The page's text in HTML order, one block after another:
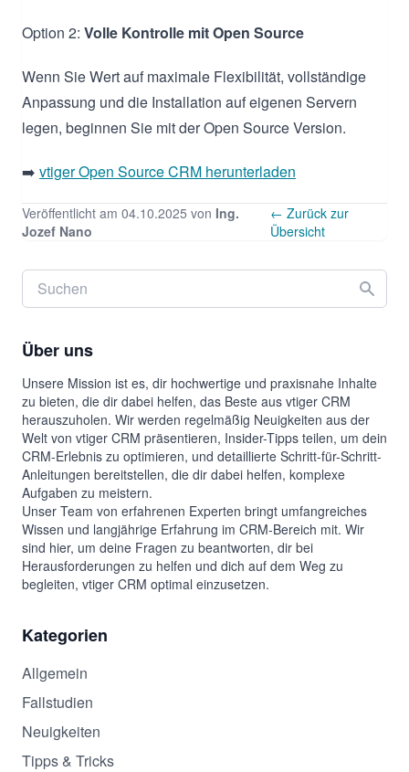
Option 2: Volle Kontrolle mit Open Source
Wenn Sie Wert auf maximale Flexibilität, vollständige
Anpassung und die Installation auf eigenen Servern
legen, beginnen Sie mit der Open Source Version.
➡️ vtiger Open Source CRM herunterladen
Veröffentlicht am 04.10.2025 von Ing.
Jozef Nano
← Zurück zur
Übersicht
Über uns
Unsere Mission ist es, dir hochwertige und praxisnahe Inhalte
zu bieten, die dir dabei helfen, das Beste aus vtiger CRM
herauszuholen. Wir werden regelmäßig Neuigkeiten aus der
Welt von vtiger CRM präsentieren, Insider-Tipps teilen, um dein
CRM-Erlebnis zu optimieren, und detaillierte Schritt-für-Schritt-
Anleitungen bereitstellen, die dir dabei helfen, komplexe
Aufgaben zu meistern.
Unser Team von erfahrenen Experten bringt umfangreiches
Wissen und langjährige Erfahrung im CRM-Bereich mit. Wir
sind hier, um deine Fragen zu beantworten, dir bei
Herausforderungen zu helfen und dich auf dem Weg zu
begleiten, vtiger CRM optimal einzusetzen.
Kategorien
Allgemein
Fallstudien
Neuigkeiten
Tipps & Tricks